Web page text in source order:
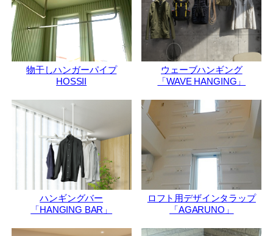
物干しハンガーパイプ
HOSSII
ウェーブハンギング
「WAVE HANGING」
ハンギングバー
「HANGING BAR」
ロフト用デザインタラップ
「AGARUNO」